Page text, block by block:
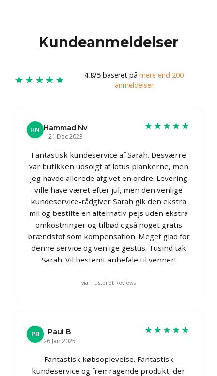
Kundeanmeldelser
★★★★★ 4.8/5 baseret på mere end 200
anmeldelser
HN Hammad Nv
21 Dec 2023
★★★★★
Fantastisk kundeservice af Sarah. Desværre
var butikken udsolgt af lotus plankerne, men
jeg havde allerede afgivet en ordre. Levering
ville have været efter jul, men den venlige
kundeservice-rådgiver Sarah gik den ekstra
mil og bestilte en alternativ pejs uden ekstra
omkostninger og tilbød også noget gratis
brændstof som kompensation. Meget glad for
denne service og venlige gestus. Tusind tak
Sarah. Vil bestemt anbefale til venner!
via Trustpilot Reviews
PB
Paul B
26 Jan 2025
★★★★★
Fantastisk købsoplevelse. Fantastisk
kundeservice og fremragende produkt, der